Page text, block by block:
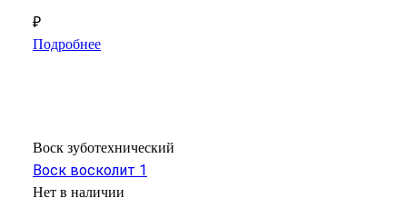
₽
Подробнее
Воск зуботехнический
Воск восколит 1
Нет в наличии